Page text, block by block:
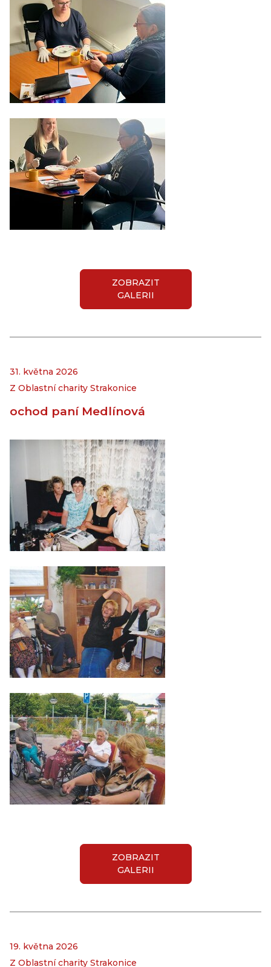
ZOBRAZIT
GALERII
31. května 2026
Z Oblastní charity Strakonice
ochod paní Medlínová
ZOBRAZIT
GALERII
19. května 2026
Z Oblastní charity Strakonice